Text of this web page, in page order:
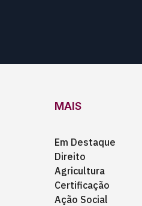
MAIS
Em Destaque
Direito
Agricultura
Certificação
Ação Social